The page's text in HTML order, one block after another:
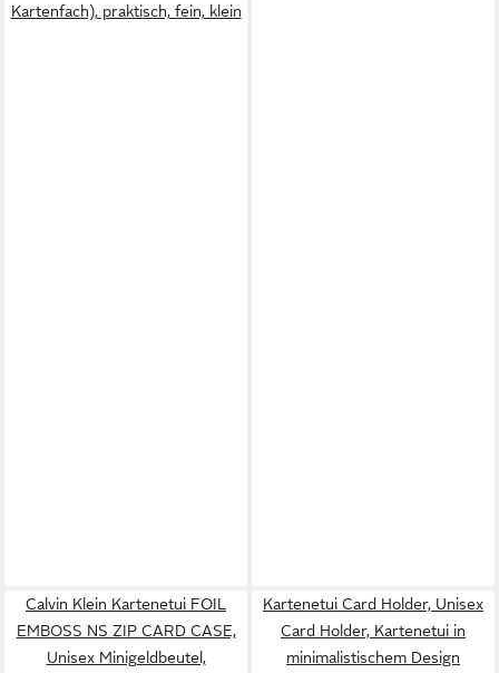
Kartenfach), praktisch, fein, klein
Calvin Klein Kartenetui FOIL
EMBOSS NS ZIP CARD CASE,
Unisex Minigeldbeutel,
Kartenetui Card Holder, Unisex
Card Holder, Kartenetui in
minimalistischem Design